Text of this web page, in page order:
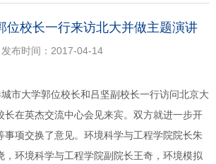
位校长一行来访北大并做主题演讲
发布时间：2017-04-14
市大学郭位校长和吕坚副校长一行访问北京大
长在英杰交流中心会见来宾。双方就进一步开
事项交换了意见。环境科学与工程学院院长朱
，环境科学与工程学院副院长王奇，环境模拟